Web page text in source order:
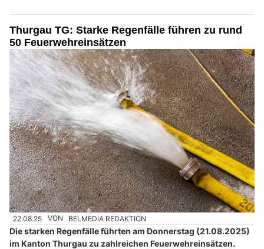
Thurgau TG: Starke Regenfälle führen zu rund
50 Feuerwehreinsätzen
22.08.25 VON BELMEDIA REDAKTION
Die starken Regenfälle führten am Donnerstag (21.08.2025)
im Kanton Thurgau zu zahlreichen Feuerwehreinsätzen.